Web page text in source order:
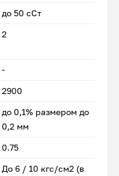
до 50 сСт
2
-
2900
до 0,1% размером до
0,2 мм
0.75
До 6 / 10 кгс/см2 (в